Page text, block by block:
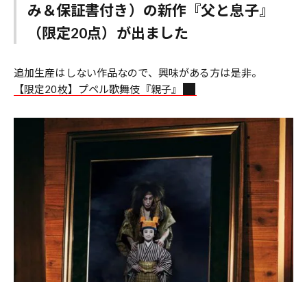
み＆保証書付き）の新作『父と息子』
（限定20点）が出ました
追加生産はしない作品なので、興味がある方は是非。
【限定20枚】プペル歌舞伎『親子』